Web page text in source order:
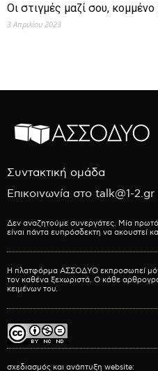
Οι στιγμές μαζί σου, κομμένο
3 Απριλίου 2023
Συντακτική ομάδα
Επικοινωνία στο talk@1-2.gr
Δεν αναζητούμε συνεργάτες. Μία
είναι πάντα ευπρόσδεκτη να ακουστεί
Η πλατφόρμα ΑΣΣΟΔΥΟ εκπροσωπεί
τον καθένα ξεχωριστά. Ο κάθε
κειμένων του.
σχεδιασμός και ανάπτυξη website: